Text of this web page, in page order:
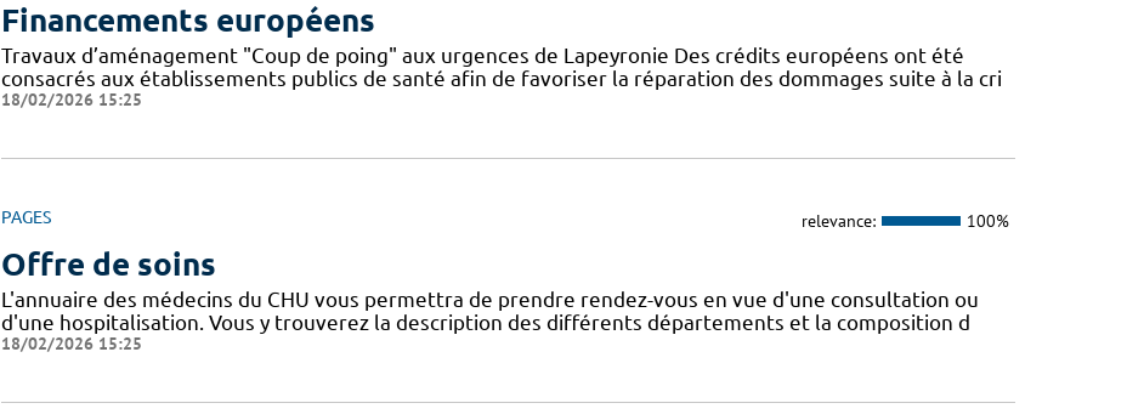
Financements européens
Travaux d’aménagement "Coup de poing" aux urgences de Lapeyronie Des crédits européens ont été
consacrés aux établissements publics de santé afin de favoriser la réparation des dommages suite à la cri
18/02/2026 15:25
PAGES relevance: 100%
Offre de soins
L'annuaire des médecins du CHU vous permettra de prendre rendez-vous en vue d'une consultation ou
d'une hospitalisation. Vous y trouverez la description des différents départements et la composition d
18/02/2026 15:25